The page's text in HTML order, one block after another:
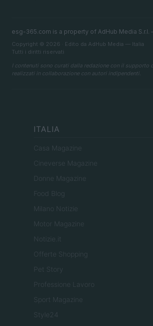
esg-365.com is a property of AdHub Media S.r.l.
Copyright © 2026 · Edito da AdHub Media — Italia
Tutti i diritti riservati
I contenuti sono curati dalla redazione con il supporto
realizzati in collaborazione con autori indipendenti.
ITALIA
Casa Magazine
Cineverse Magazine
Donne Magazine
Food Blog
Milano Notizie
Motor Magazine
Notizie.it
Offerte Shopping
Pet Story
Professione Lavoro
Sport Magazine
Style24